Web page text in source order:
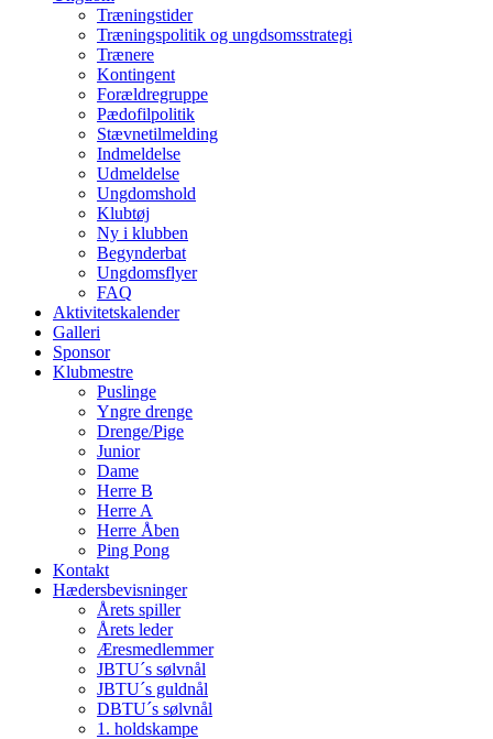
Træningstider
Træningspolitik og ungdsomsstrategi
Trænere
Kontingent
Forældregruppe
Pædofilpolitik
Stævnetilmelding
Indmeldelse
Udmeldelse
Ungdomshold
Klubtøj
Ny i klubben
Begynderbat
Ungdomsflyer
FAQ
Aktivitetskalender
Galleri
Sponsor
Klubmestre
Puslinge
Yngre drenge
Drenge/Pige
Junior
Dame
Herre B
Herre A
Herre Åben
Ping Pong
Kontakt
Hædersbevisninger
Årets spiller
Årets leder
Æresmedlemmer
JBTU´s sølvnål
JBTU´s guldnål
DBTU´s sølvnål
1. holdskampe